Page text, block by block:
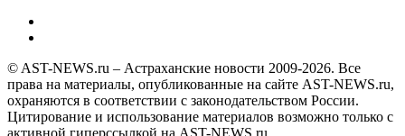
© AST-NEWS.ru – Астраханские новости 2009-2026. Все
права на материалы, опубликованные на сайте AST-NEWS.ru,
охраняются в соответствии с законодательством России.
Цитирование и использование материалов возможно только с